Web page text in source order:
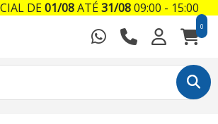
0
DE01/08ATÉ31/0809:00 - 15:00